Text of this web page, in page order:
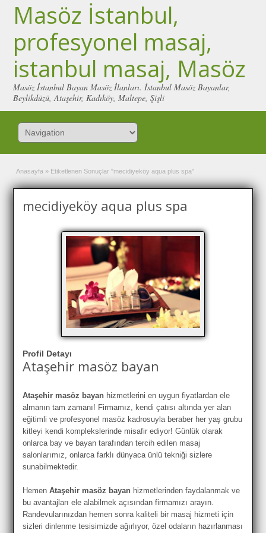
Masöz İstanbul,
profesyonel masaj,
istanbul masaj, Masöz
Masöz İstanbul Bayan Masöz İlanları. İstanbul Masöz Bayanlar,
Beylikdüzü, Ataşehir, Kadıköy, Maltepe, Şişli
Anasayfa » Etiketlenen Sonuçlar "mecidiyeköy aqua plus spa"
mecidiyeköy aqua plus spa
Profil Detayı
Ataşehir masöz bayan
Ataşehir masöz bayan hizmetlerini en uygun fiyatlardan ele
almanın tam zamanı! Firmamız, kendi çatısı altında yer alan
eğitimli ve profesyonel masöz kadrosuyla beraber her yaş grubu
kitleyi kendi komplekslerinde misafir ediyor! Günlük olarak
onlarca bay ve bayan tarafından tercih edilen masaj
salonlarımız, onlarca farklı dünyaca ünlü tekniği sizlere
sunabilmektedir.
HemenAtaşehir masöz bayan hizmetlerinden faydalanmak ve
bu avantajları ele alabilmek açısından firmamızı arayın.
Randevularınızdan hemen sonra kaliteli bir masaj hizmeti için
sizleri dinlenme tesisimizde ağırlıyor, özel odaların hazırlanması